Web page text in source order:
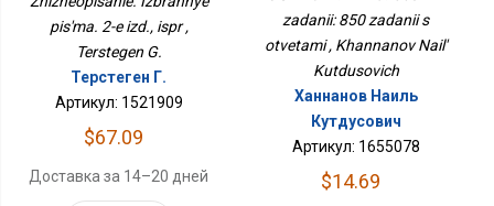
pis'ma. 2-e izd., ispr ,
Terstegen G.
Терстеген Г.
Артикул: 1521909
$67.09
Доставка за 14–20 дней
zadanii: 850 zadanii s
otvetami , Khannanov Nail'
Kutdusovich
Ханнанов Наиль
Кутдусович
Артикул: 1655078
$14.69